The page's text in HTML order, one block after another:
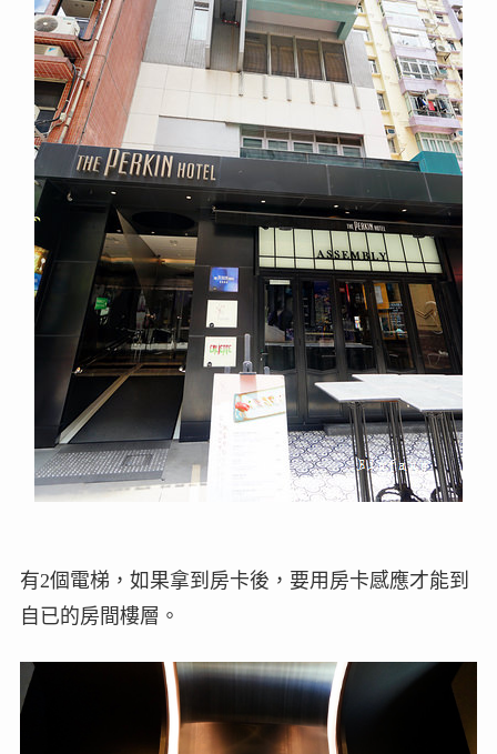
有2個電梯，如果拿到房卡後，要用房卡感應才能到
自已的房間樓層。